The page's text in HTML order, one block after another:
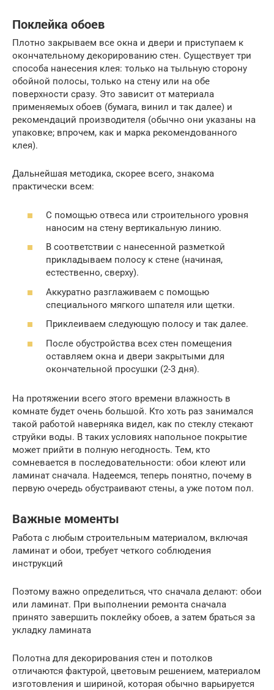
Поклейка обоев
Плотно закрываем все окна и двери и приступаем к
окончательному декорированию стен. Существует три
способа нанесения клея: только на тыльную сторону
обойной полосы, только на стену или на обе
поверхности сразу. Это зависит от материала
применяемых обоев (бумага, винил и так далее) и
рекомендаций производителя (обычно они указаны на
упаковке; впрочем, как и марка рекомендованного
клея).
Дальнейшая методика, скорее всего, знакома
практически всем:
С помощью отвеса или строительного уровня
наносим на стену вертикальную линию.
В соответствии с нанесенной разметкой
прикладываем полосу к стене (начиная,
естественно, сверху).
Аккуратно разглаживаем с помощью
специального мягкого шпателя или щетки.
Приклеиваем следующую полосу и так далее.
После обустройства всех стен помещения
оставляем окна и двери закрытыми для
окончательной просушки (2-3 дня).
На протяжении всего этого времени влажность в
комнате будет очень большой. Кто хоть раз занимался
такой работой наверняка видел, как по стеклу стекают
струйки воды. В таких условиях напольное покрытие
может прийти в полную негодность. Тем, кто
сомневается в последовательности: обои клеют или
ламинат сначала. Надеемся, теперь понятно, почему в
первую очередь обустраивают стены, а уже потом пол.
Важные моменты
Работа с любым строительным материалом, включая
ламинат и обои, требует четкого соблюдения
инструкций
Поэтому важно определиться, что сначала делают: обои
или ламинат. При выполнении ремонта сначала
принято завершить поклейку обоев, а затем браться за
укладку ламината
Полотна для декорирования стен и потолков
отличаются фактурой, цветовым решением, материалом
изготовления и шириной, которая обычно варьируется